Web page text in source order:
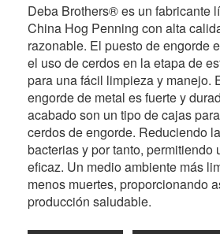
Deba Brothers® es un fabricante
China Hog Penning con alta
razonable. El puesto de engorde
el uso de cerdos en la etapa de
para una fácil limpieza y manejo.
engorde de metal es fuerte y
acabado son un tipo de cajas
cerdos de engorde. Reduciendo
bacterias y por tanto, permitiendo
eficaz. Un medio ambiente más
menos muertes, proporcionando
producción saludable.